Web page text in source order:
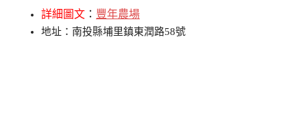
詳細圖文 ： 豐年農場
地址：南投縣埔里鎮東潤路58號